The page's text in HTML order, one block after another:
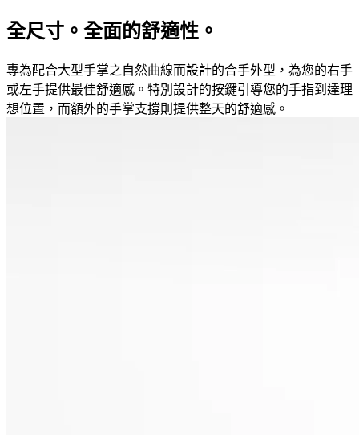
全尺寸。全面的舒適性。
專為配合大型手掌之自然曲線而設計的合手外型，為您的右手
或左手提供最佳舒適感。特別設計的按鍵引導您的手指到達理
想位置，而額外的手掌支撐則提供整天的舒適感。